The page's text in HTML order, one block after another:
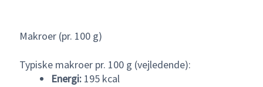
Makroer (pr. 100 g)
Typiske makroer pr. 100 g (vejledende):
Energi:195 kcal